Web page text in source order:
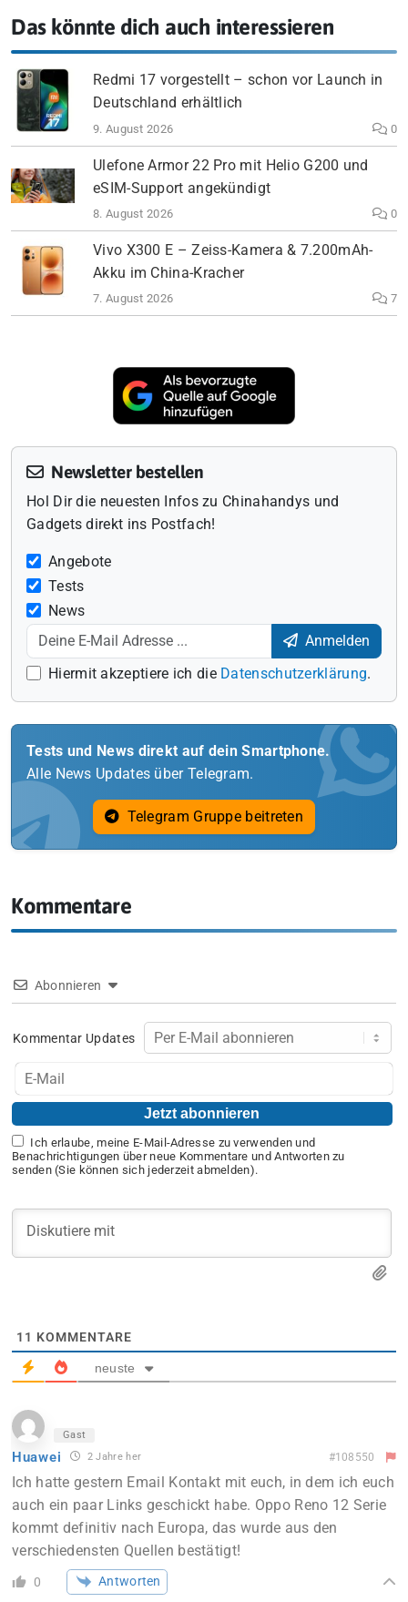
Das könnte dich auch interessieren
Redmi 17 vorgestellt – schon vor Launch in
Deutschland erhältlich
9. August 2026 0
Ulefone Armor 22 Pro mit Helio G200 und
eSIM-Support angekündigt
8. August 2026 0
Vivo X300 E – Zeiss-Kamera & 7.200mAh-
Akku im China-Kracher
7. August 2026 7
Newsletter bestellen
Hol Dir die neuesten Infos zu Chinahandys und
Gadgets direkt ins Postfach!
Angebote
Tests
News
Anmelden
Hiermit akzeptiere ich die Datenschutzerklärung.
Tests und News direkt auf dein Smartphone.
Alle News Updates über Telegram.
Telegram Gruppe beitreten
Kommentare
Abonnieren
Kommentar Updates
Ich erlaube, meine E-Mail-Adresse zu verwenden und
Benachrichtigungen über neue Kommentare und Antworten zu
senden (Sie können sich jederzeit abmelden).
11 KOMMENTARE
neuste
Gast
Huawei 2 Jahre her #108550
Ich hatte gestern Email Kontakt mit euch, in dem ich euch
auch ein paar Links geschickt habe. Oppo Reno 12 Serie
kommt definitiv nach Europa, das wurde aus den
verschiedensten Quellen bestätigt!
0 Antworten